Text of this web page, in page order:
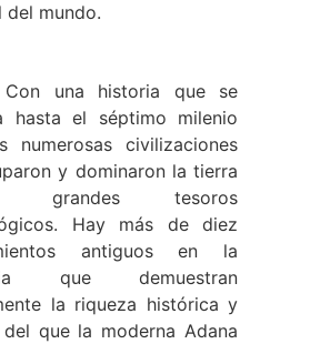
del mundo.
Con una historia que se
hasta el séptimo milenio
numerosas civilizaciones
y dominaron la tierra
grandes tesoros
Hay más de diez
antiguos en la
que demuestran
la riqueza histórica y
que la moderna Adana